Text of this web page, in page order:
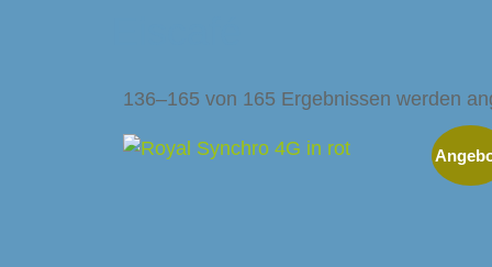
136–165 von 165 Ergebnissen werden